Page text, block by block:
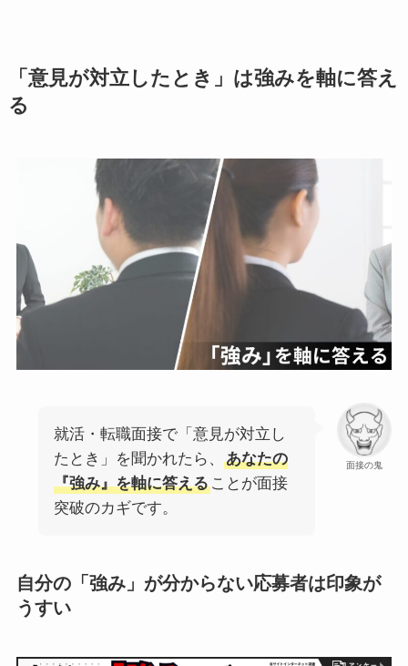
「意見が対立したとき」は強みを軸に答え
る
面接の鬼
就活・転職面接で「意見が対立し
たとき」を聞かれたら、
あなたの
『強み』を軸に答えることが面接
突破のカギです。
自分の「強み」が分からない応募者は印象が
うすい